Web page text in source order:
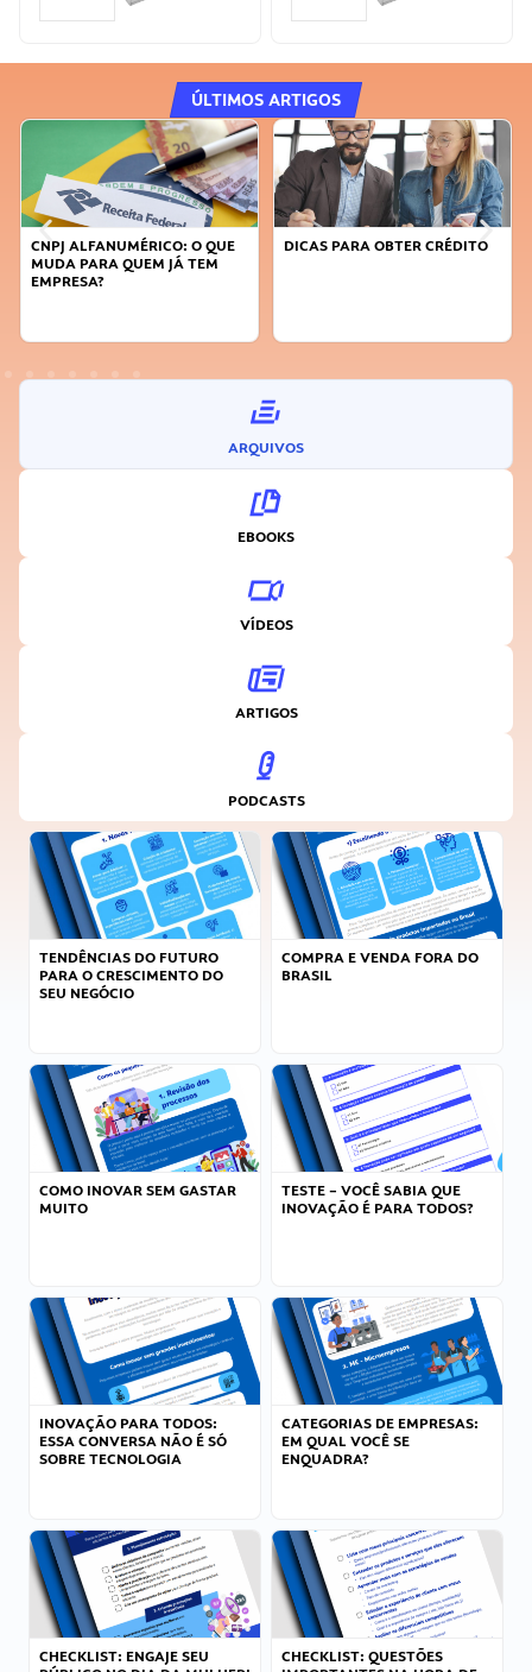
ÚLTIMOS ARTIGOS
ALFANUMÉRICO: O QUE
PARA QUEM JÁ TEM
DICAS PARA OBTER CRÉDITO
FAÇA
ARQUIVOS
EBOOKS
VÍDEOS
ARTIGOS
PODCASTS
TENDÊNCIAS DO FUTURO
PARA O CRESCIMENTO DO
SEU NEGÓCIO
COMPRA E VENDA FORA DO
BRASIL
COMO INOVAR SEM GASTAR
MUITO
TESTE – VOCÊ SABIA QUE
INOVAÇÃO É PARA TODOS?
INOVAÇÃO PARA TODOS:
ESSA CONVERSA NÃO É SÓ
SOBRE TECNOLOGIA
CATEGORIAS DE EMPRESAS:
EM QUAL VOCÊ SE
ENQUADRA?
CHECKLIST: ENGAJE SEU
CHECKLIST: QUESTÕES